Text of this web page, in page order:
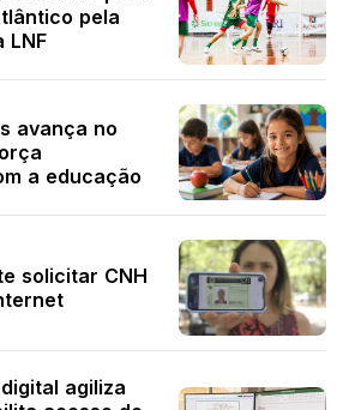
pela
LNF
avança no
a educação
solicitar CNH
agiliza